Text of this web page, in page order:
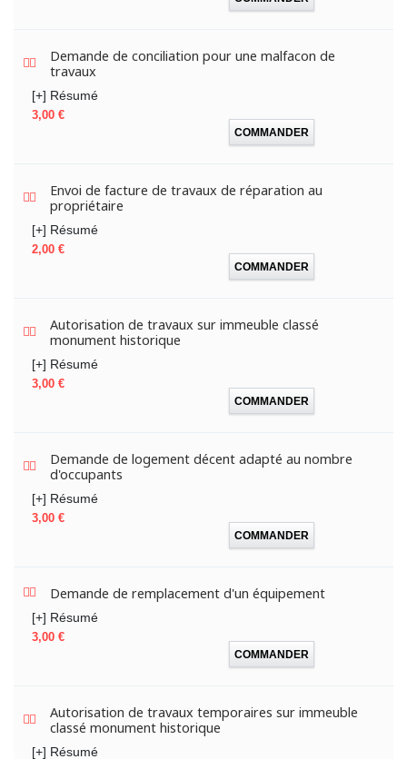
Demande de conciliation pour une malfacon de
travaux
[+] Résumé
Prix
3,00 €
COMMANDER
Envoi de facture de travaux de réparation au
propriétaire
[+] Résumé
Prix
2,00 €
COMMANDER
Autorisation de travaux sur immeuble classé
monument historique
[+] Résumé
Prix
3,00 €
COMMANDER
Demande de logement décent adapté au nombre
d'occupants
[+] Résumé
Prix
3,00 €
COMMANDER
Demande de remplacement d'un équipement
[+] Résumé
Prix
3,00 €
COMMANDER
Autorisation de travaux temporaires sur immeuble
classé monument historique
[+] Résumé